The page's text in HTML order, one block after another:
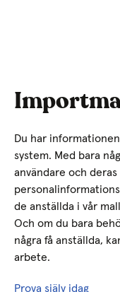
Du har
system. Med bara
användare och
de anställda i vår
Och om du bara
några få anställda,
arbete.
Prova själv idag